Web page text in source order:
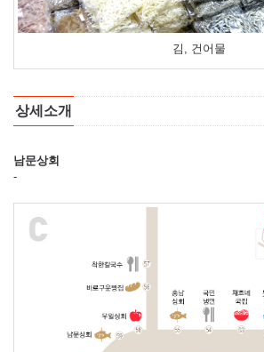
김, 건어물
상세소개
남문상회
-